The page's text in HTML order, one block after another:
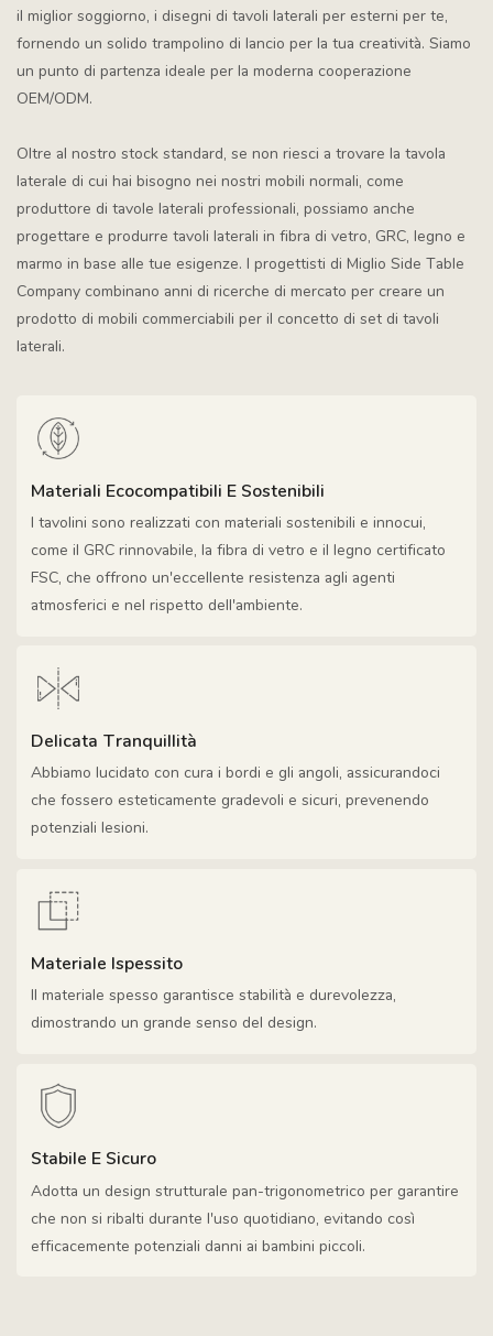
il miglior soggiorno, i disegni di tavoli laterali per esterni per te,
fornendo un solido trampolino di lancio per la tua creatività. Siamo
un punto di partenza ideale per la moderna cooperazione
OEM/ODM.
Oltre al nostro stock standard, se non riesci a trovare la tavola
laterale di cui hai bisogno nei nostri mobili normali, come
produttore di tavole laterali professionali, possiamo anche
progettare e produrre tavoli laterali in fibra di vetro, GRC, legno e
marmo in base alle tue esigenze. I progettisti di Miglio Side Table
Company combinano anni di ricerche di mercato per creare un
prodotto di mobili commerciabili per il concetto di set di tavoli
laterali.
Materiali Ecocompatibili E Sostenibili
I tavolini sono realizzati con materiali sostenibili e innocui,
come il GRC rinnovabile, la fibra di vetro e il legno certificato
FSC, che offrono un'eccellente resistenza agli agenti
atmosferici e nel rispetto dell'ambiente.
Delicata Tranquillità
Abbiamo lucidato con cura i bordi e gli angoli, assicurandoci
che fossero esteticamente gradevoli e sicuri, prevenendo
potenziali lesioni.
Materiale Ispessito
Il materiale spesso garantisce stabilità e durevolezza,
dimostrando un grande senso del design.
Stabile E Sicuro
Adotta un design strutturale pan-trigonometrico per garantire
che non si ribalti durante l'uso quotidiano, evitando così
efficacemente potenziali danni ai bambini piccoli.